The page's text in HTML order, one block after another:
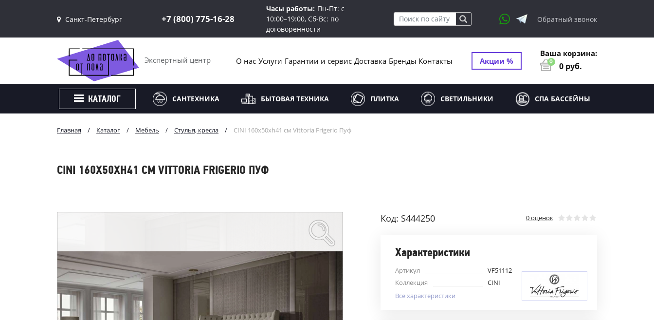
Санкт-Петербург
+7 (800) 775-16-28
Часы работы: Пн-Пт: с
10:00–19:00, Сб-Вс: по
договоренности
Обратный звонок
Экспертный центр О нас Услуги Гарантии и сервис Доставка Бренды Контакты Акции %
Ваша корзина:
0 0 руб.
КАТАЛОГ САНТЕХНИКА БЫТОВАЯ ТЕХНИКА ПЛИТКА СВЕТИЛЬНИКИ СПА БАССЕЙНЫ
Главная / Каталог / Мебель / Стулья, кресла / CINI 160x50xh41 см Vittoria Frigerio Пуф
CINI 160X50XH41 СМ VITTORIA FRIGERIO ПУФ
Код: S444250 0 оценок
Характеристики
Артикул
VF51112
Коллекция
CINI
Все характеристики